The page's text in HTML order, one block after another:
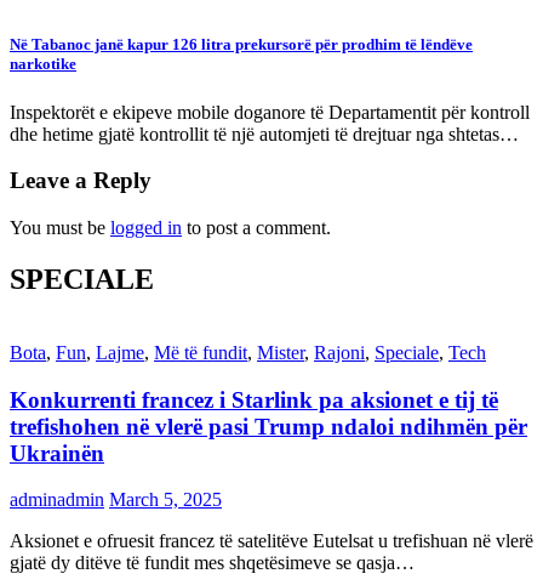
Në Tabanoc janë kapur 126 litra prekursorë për prodhim të lëndëve
narkotike
Inspektorët e ekipeve mobile doganore të Departamentit për kontroll
dhe hetime gjatë kontrollit të një automjeti të drejtuar nga shtetas…
Leave a Reply
You must be logged in to post a comment.
SPECIALE
Bota, Fun, Lajme, Më të fundit, Mister, Rajoni, Speciale, Tech
Konkurrenti francez i Starlink pa aksionet e tij të
trefishohen në vlerë pasi Trump ndaloi ndihmën për
Ukrainën
adminadmin March 5, 2025
Aksionet e ofruesit francez të satelitëve Eutelsat u trefishuan në vlerë
gjatë dy ditëve të fundit mes shqetësimeve se qasja…